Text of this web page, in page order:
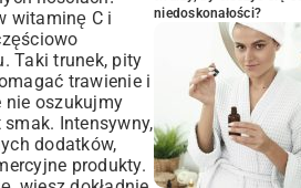
witaminę C i
Taki trunek, pity
trawienie i
nie oszukujmy
Intensywny,
dodatków,
produkty.
niedoskonałości?